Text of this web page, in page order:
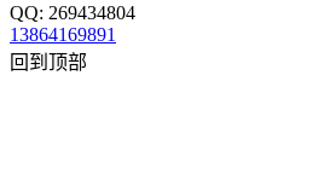
QQ: 269434804
13864169891
回到顶部